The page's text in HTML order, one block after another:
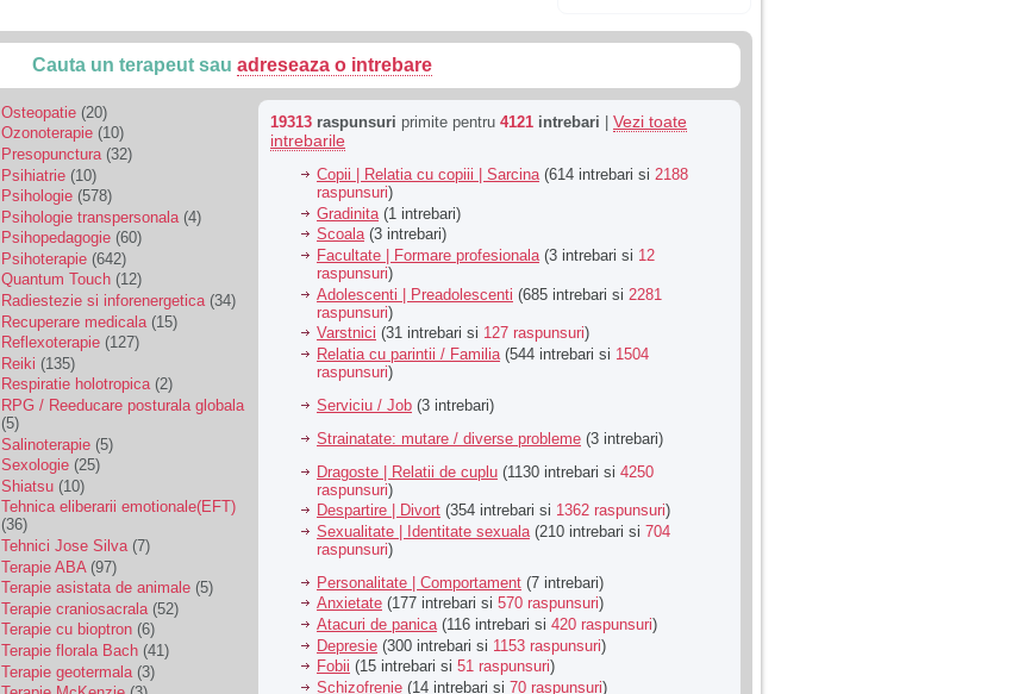
Cauta un terapeut sau adreseaza o intrebare
Osteopatie (20)
Ozonoterapie (10)
Presopunctura (32)
Psihiatrie (10)
Psihologie (578)
Psihologie transpersonala (4)
Psihopedagogie (60)
Psihoterapie (642)
Quantum Touch (12)
Radiestezie si inforenergetica(34)
Recuperare medicala (15)
Reflexoterapie (127)
Reiki (135)
Respiratie holotropica(2)
RPG / Reeducare posturala globala
(5)
Salinoterapie (5)
Sexologie (25)
Shiatsu (10)
Tehnica eliberarii emotionale(EFT)
(36)
Tehnici Jose Silva(7)
Terapie ABA (97)
Terapie asistata de animale (5)
Terapie craniosacrala (52)
Terapie cu bioptron (6)
Terapie florala Bach (41)
Terapie geotermala (3)
19313 raspunsuri primite pentru 4121 intrebari
Vezi toate
intrebarile
Copii | Relatia cu copiii | Sarcina(614 intrebari si 2188
raspunsuri)
Gradinita (1 intrebari)
Scoala(3 intrebari)
Facultate | Formare profesionala (3 intrebari si 12
raspunsuri)
Adolescenti | Preadolescenti (685 intrebari si 2281
raspunsuri)
Varstnici (31 intrebari si 127 raspunsuri)
Relatia cu parintii / Familia (544 intrebari si 1504
raspunsuri)
Serviciu / Job (3 intrebari)
Strainatate: mutare / diverse probleme (3 intrebari)
Dragoste | Relatii de cuplu (1130 intrebari si 4250
raspunsuri)
Despartire | Divort (354 intrebari si 1362 raspunsuri)
Sexualitate | Identitate sexuala (210 intrebari si 704
raspunsuri)
Personalitate | Comportament (7 intrebari)
Anxietate (177 intrebari si 570 raspunsuri)
Atacuri de panica(116 intrebari si 420 raspunsuri)
Depresie (300 intrebari si 1153 raspunsuri)
Fobii (15 intrebari si 51 raspunsuri)
Schizofrenie (14 intrebari si 70 raspunsuri)